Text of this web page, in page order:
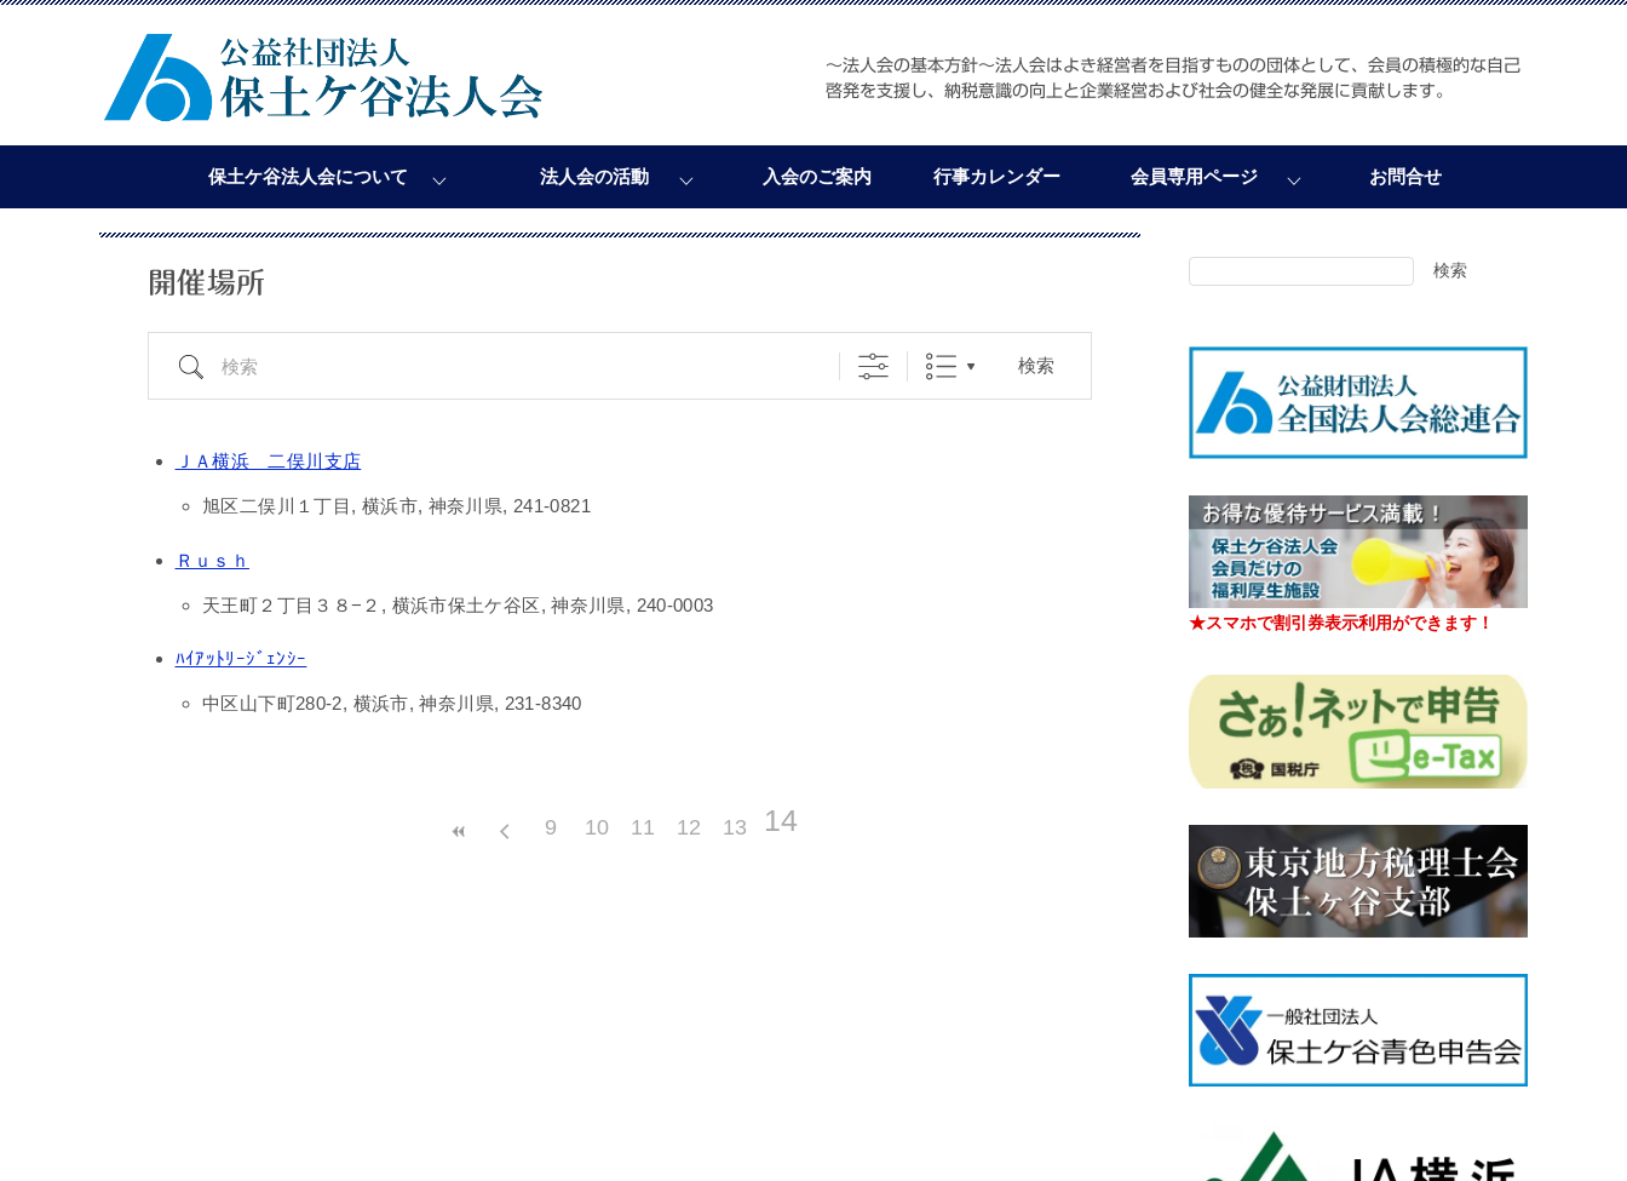
～法人会の基本方針～法人会はよき経営者を目指すものの団体として、会員の積極的な自己
啓発を支援し、納税意識の向上と企業経営および社会の健全な発展に貢献します。
保土ケ谷法人会について 法人会の活動 入会のご案内 行事カレンダー 会員専用ページ お問合せ
開催場所
検索
ＪＡ横浜 二俣川支店
旭区二俣川１丁目, 横浜市, 神奈川県, 241-0821
Ｒｕｓｈ
天王町２丁目３８−２, 横浜市保土ケ谷区, 神奈川県, 240-0003
ﾊｲｱｯﾄﾘｰｼﾞｪﾝｼｰ
中区山下町280-2, 横浜市, 神奈川県, 231-8340
9 10 11 12 13 14
検索
★スマホで割引券表示利用ができます！